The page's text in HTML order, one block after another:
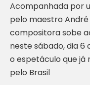
Acompanhada por
pelo maestro
compositora sobe
neste sábado, dia
o espetáculo que já
pelo Brasil